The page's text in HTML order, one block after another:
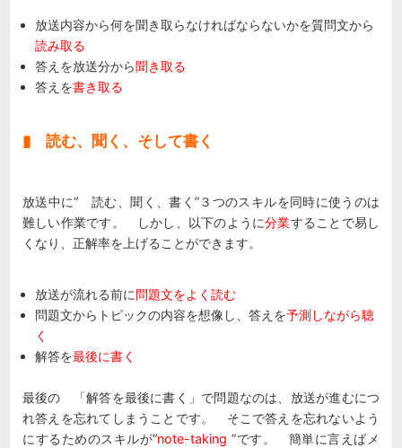
放送内容から何を聞き取らなければならないかを質問文から
読み取る
答えを放送分から聞き取る
答えを書き取る
▮ 読む、聞く、そして書く
放送中に“ 読む、聞く、書く”３つのスキルを同時に使うのは
難しい作業です。 しかし、以下のように分業することで易し
くなり、正解率を上げることができます。
放送が流れる前に問題文をよく読む
問題文からトピックの内容を想像し、答えを予測しながら聴
く
解答を最後に書く
最後の 「解答を最後に書く」で問題なのは、放送が進むにつ
れ答えを忘れてしまうことです。 そこで答えを忘れないよう
にするためのスキルが“note-taking ”です。 簡単に言えばメ